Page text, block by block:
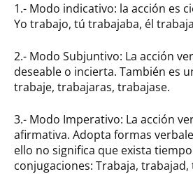
1.- Modo indicativo: la acción es
Yo trabajo, tú trabajaba, él
2.- Modo Subjuntivo: La acción
deseable o incierta. También es
trabaje, trabajaras, trabajase.
3.- Modo Imperativo: La acción
afirmativa. Adopta formas
ello no significa que exista
conjugaciones: Trabaja, trabajad,